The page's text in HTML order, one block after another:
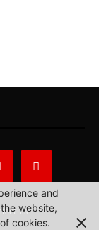
us
and
website,
cookies.